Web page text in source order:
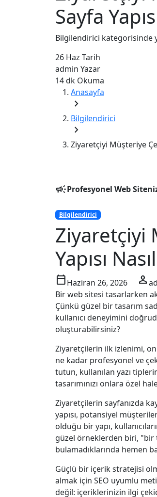
Sayfa
Bilgilendirici kategorisinde
26 Haz Tarih
admin Yazar
14 dk Okuma
Anasayfa
chevron_right
Bilgilendirici
chevron_right
Ziyaretçiyi Müşteriye
campaignProfesyonel Web
Bilgilendirici
Ziyaretçiyi
Yapısı
calendar_todayHaziran 26, 2026 person
Bir web sitesi tasarlarken
Çünkü güzel bir tasarım
kullanıcı deneyimini
oluşturabilirsiniz?
Ziyaretçilerin ilk izlenimi,
ne kadar profesyonel ve
tutun, kullanılan yazı
tasarımınızı onlara özel
Ziyaretçilerin sayfanızda
yapısı, potansiyel
olduğu bir yapı,
güzel örneklerden biri, "bir
bulamadıklarında hemen
Güçlü bir içerik stratejisi
almak için SEO uyumlu
değil: içeriklerinizin ilgi